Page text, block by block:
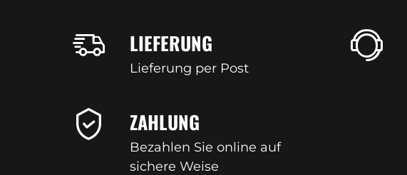
LIEFERUNG
Lieferung per Post
ZAHLUNG
Bezahlen Sie online auf
sichere Weise